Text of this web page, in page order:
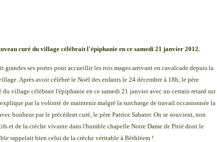
curé du village célébrait l'épiphanie en ce samedi 21 janvier 2012.
grandes ses portes pour accueillir les rois mages arrivant en cavalcade depuis la
Après avoir célébré le Noël des enfants le 24 décembre à 18h, le père
du village célébrait l'épiphanie en ce samedi 21 janvier avec un certain retard sur
par la volonté de maintenir malgré la surcharge de travail occasionnée la
bonheur par le précédent curé, le père Patrice Sabater. On se souvient, non
et de la crèche vivante dans l'humble chapelle Notre Dame de Pitié dont le
rappelait bien celui de la crèche véritable à Béthléem !